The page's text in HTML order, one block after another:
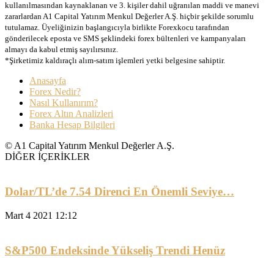
kullanılmasından kaynaklanan ve 3. kişiler dahil uğranılan maddi ve manevi
zararlardan A1 Capital Yatırım Menkul Değerler A.Ş. hiçbir şekilde sorumlu
tutulamaz. Üyeliğinizin başlangıcıyla birlikte Forexkocu tarafından
gönderilecek eposta ve SMS şeklindeki forex bültenleri ve kampanyaları
almayı da kabul etmiş sayılırsınız.
*Şirketimiz kaldıraçlı alım-satım işlemleri yetki belgesine sahiptir.
Anasayfa
Forex Nedir?
Nasıl Kullanırım?
Forex Altın Analizleri
Banka Hesap Bilgileri
© A1 Capital Yatırım Menkul Değerler A.Ş.
DİĞER İÇERİKLER
Dolar/TL’de 7.54 Direnci En Önemli Seviye…
Mart 4 2021 12:12
S&P500 Endeksinde Yükseliş Trendi Henüz